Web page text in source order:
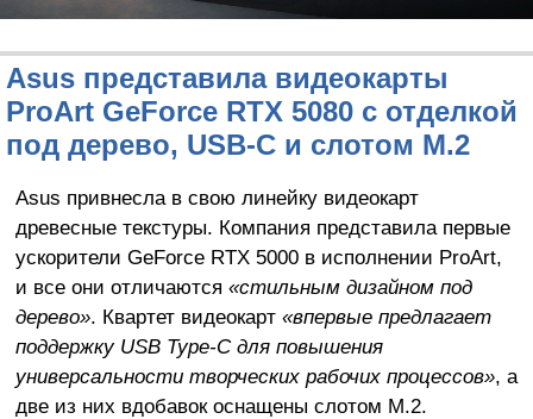
Asus представила видеокарты
ProArt GeForce RTX 5080 с отделкой
под дерево, USB-C и слотом M.2
Asus привнесла в свою линейку видеокарт
древесные текстуры. Компания представила первые
ускорители GeForce RTX 5000 в исполнении ProArt,
и все они отличаются «стильным дизайном под
дерево». Квартет видеокарт «впервые предлагает
поддержку USB Type-C для повышения
универсальности творческих рабочих процессов», а
две из них вдобавок оснащены слотом M.2.